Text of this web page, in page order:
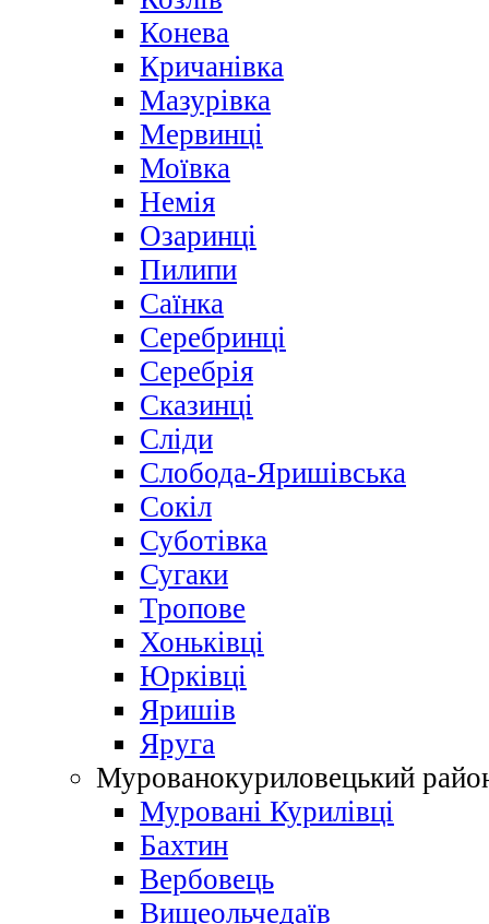
Конева
Кричанівка
Мазурівка
Мервинці
Моївка
Немія
Озаринці
Пилипи
Саїнка
Серебринці
Серебрія
Сказинці
Сліди
Слобода-Яришівська
Сокіл
Суботівка
Сугаки
Тропове
Хоньківці
Юрківці
Яришів
Яруга
Мурованокуриловецький
Муровані Курилівці
Бахтин
Вербовець
Вищеольчедаїв